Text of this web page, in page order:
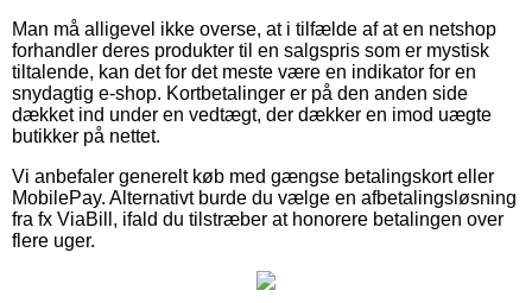
Man må alligevel ikke overse, at i tilfælde af at en netshop
forhandler deres produkter til en salgspris som er mystisk
tiltalende, kan det for det meste være en indikator for en
snydagtig e-shop. Kortbetalinger er på den anden side
dækket ind under en vedtægt, der dækker en imod uægte
butikker på nettet.
Vi anbefaler generelt køb med gængse betalingskort eller
MobilePay. Alternativt burde du vælge en afbetalingsløsning
fra fx ViaBill, ifald du tilstræber at honorere betalingen over
flere uger.